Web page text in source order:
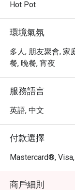
Hot Pot
環境氣氛
多人, 朋友聚會, 家
餐, 晚餐, 宵夜
服務語言
英語, 中文
付款選擇
Mastercard®,
商戶細則